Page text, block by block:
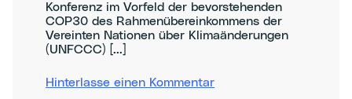
Konferenz im Vorfeld der bevorstehenden
COP30 des Rahmenübereinkommens der
Vereinten Nationen über Klimaänderungen
(UNFCCC) [...]
Hinterlasse einen Kommentarzu